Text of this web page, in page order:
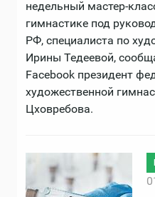
недельный мастер-
гимнастике под
РФ, специалиста по
Ирины Тедеевой,
Facebook президент
художественной
Цховребова.